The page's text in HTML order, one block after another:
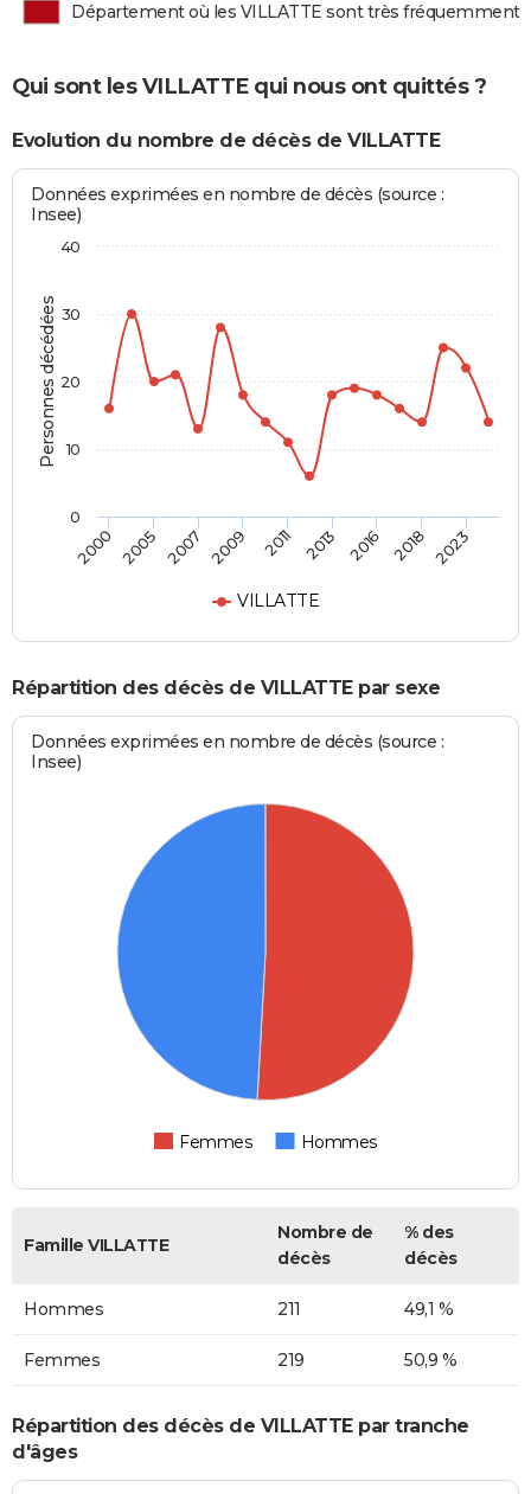
Département où les VILLATTE sont très fréquemment
Qui sont les VILLATTE qui nous ont quittés ?
Evolution du nombre de décès de VILLATTE
Personnes décédées
Données exprimées en nombre de décès (source :
Insee)
VILLATTE
2000 2005 2007 2009 2011 2013 2016 2018 2023
0
10
20
30
40
Répartition des décès de VILLATTE par sexe
Données exprimées en nombre de décès (source :
Insee)
Femmes Hommes
Famille VILLATTE
Nombre de
décès
% des
décès
Hommes 211 49,1 %
Femmes 219 50,9 %
Répartition des décès de VILLATTE par tranche
d'âges